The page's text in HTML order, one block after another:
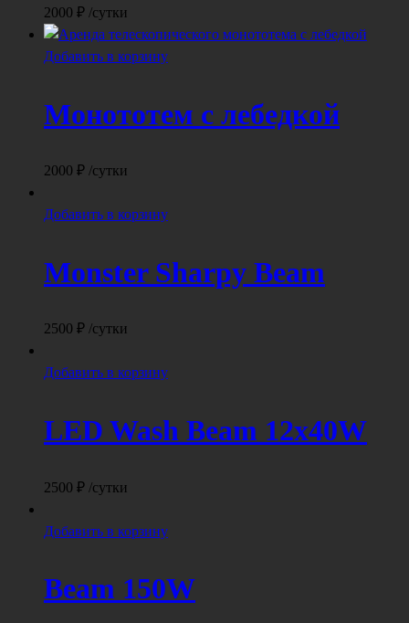
2000 ₽ /сутки
Добавить в корзину
Монототем с лебедкой
2000 ₽ /сутки
Добавить в корзину
Monster Sharpy Beam
2500 ₽ /сутки
Добавить в корзину
LED Wash Beam 12x40W
2500 ₽ /сутки
Добавить в корзину
Beam 150W